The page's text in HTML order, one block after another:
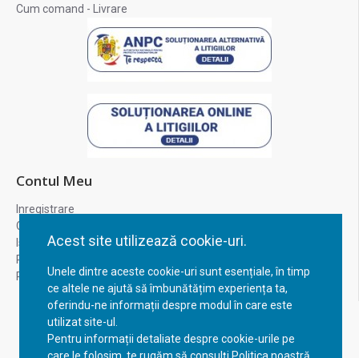
Acest site utilizează cookie-uri.
Unele dintre aceste cookie-uri sunt esențiale, în timp
ce altele ne ajută să îmbunătățim experiența ta,
oferindu-ne informații despre modul în care este
utilizat site-ul.
Pentru informații detaliate despre cookie-urile pe
Cum comand - Livrare
Contul Meu
Inregistrare
Contul meu
Istoric comenzi
Recuperare parola
Returnare produs